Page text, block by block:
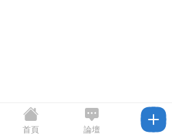
首頁 論壇